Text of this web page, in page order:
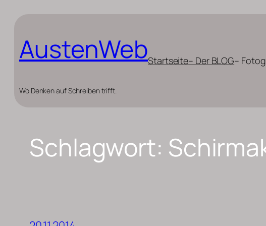
springen
AustenWeb
Wo Denken auf Schreiben trifft.
Startseite– Der BLOG–
Schlagwort: